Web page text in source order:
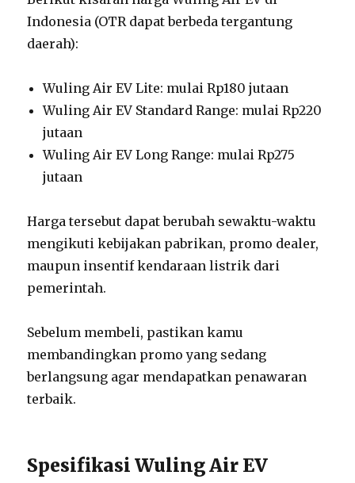
Indonesia (OTR dapat berbeda tergantung
daerah):
Wuling Air EV Lite: mulai Rp180 jutaan
Wuling Air EV Standard Range: mulai Rp220
jutaan
Wuling Air EV Long Range: mulai Rp275
jutaan
Harga tersebut dapat berubah sewaktu-waktu
mengikuti kebijakan pabrikan, promo dealer,
maupun insentif kendaraan listrik dari
pemerintah.
Sebelum membeli, pastikan kamu
membandingkan promo yang sedang
berlangsung agar mendapatkan penawaran
terbaik.
Spesifikasi Wuling Air EV